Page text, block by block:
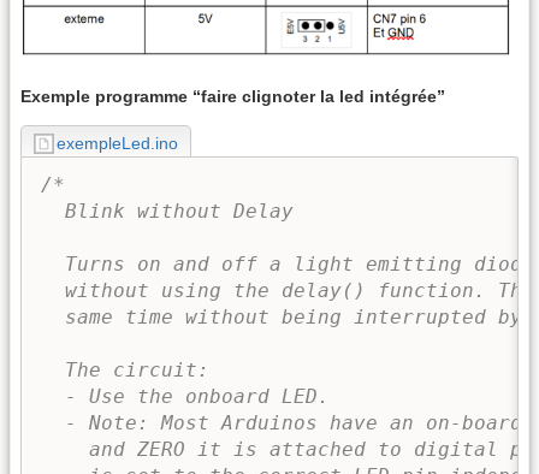
Exemple programme “faire clignoter la led intégrée”
exempleLed.ino
/*
  Blink without Delay
Turns on and off a light emitting
without using the delay() function.
same time without being interrupted by
  The circuit:
  - Use the onboard LED.
- Note: Most Arduinos have an on-board
and ZERO it is attached to digital